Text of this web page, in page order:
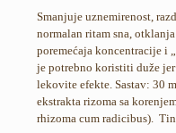
Smanjuje uznemirenost,
normalan ritam sna,
poremećaja koncentracije i
je potrebno koristiti duže
lekovite efekte. Sastav: 30
ekstrakta rizoma sa
rhizoma cum radicibus).